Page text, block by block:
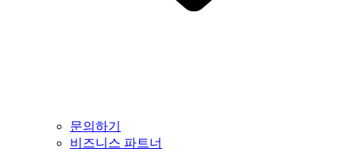
문의하기
비즈니스 파트너